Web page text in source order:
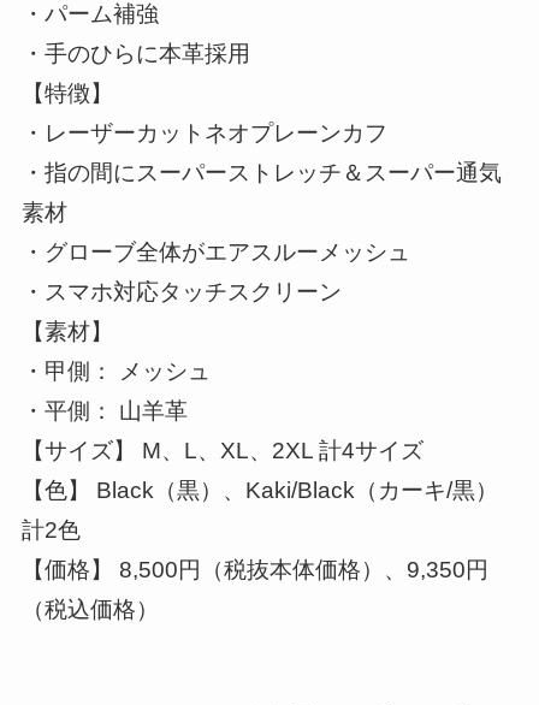
・パーム補強
・手のひらに本革採用
【特徴】
・レーザーカットネオプレーンカフ
・指の間にスーパーストレッチ＆スーパー通気
素材
・グローブ全体がエアスルーメッシュ
・スマホ対応タッチスクリーン
【素材】
・甲側： メッシュ
・平側： 山羊革
【サイズ】 M、L、XL、2XL 計4サイズ
【色】 Black（黒）、Kaki/Black（カーキ/黒）
計2色
【価格】 8,500円（税抜本体価格）、9,350円
（税込価格）